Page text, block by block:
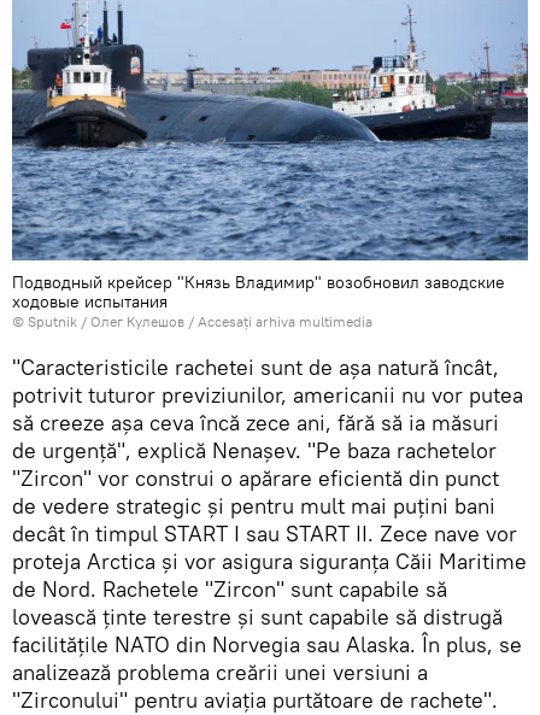
Подводный крейсер "Князь Владимир" возобновил заводские
ходовые испытания
© Sputnik / Олег Кулешов / Accesați arhiva multimedia
"Caracteristicile rachetei sunt de așa natură încât,
potrivit tuturor previziunilor, americanii nu vor putea
să creeze așa ceva încă zece ani, fără să ia măsuri
de urgență", explică Nenașev. "Pe baza rachetelor
"Zircon" vor construi o apărare eficientă din punct
de vedere strategic și pentru mult mai puțini bani
decât în ​​timpul START I sau START II. Zece nave vor
proteja Arctica și vor asigura siguranța Căii Maritime
de Nord. Rachetele "Zircon" sunt capabile să
lovească ținte terestre și sunt capabile să distrugă
facilitățile NATO din Norvegia sau Alaska. În plus, se
analizează problema creării unei versiuni a
"Zirconului" pentru aviația purtătoare de rachete".